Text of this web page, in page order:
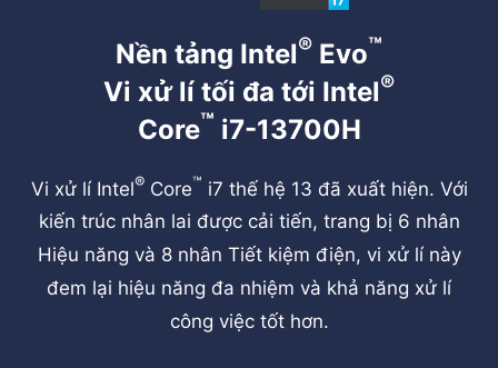
Nền tảng Intel® Evo™
Vi xử lí tối đa tới Intel®
Core™ i7-13700H
Vi xử lí Intel®Core™ i7 thế hệ 13 đã xuất hiện. Với
kiến trúc nhân lai được cải tiến, trang bị 6 nhân
Hiệu năng và 8 nhân Tiết kiệm điện, vi xử lí này
đem lại hiệu năng đa nhiệm và khả năng xử lí
công việc tốt hơn.